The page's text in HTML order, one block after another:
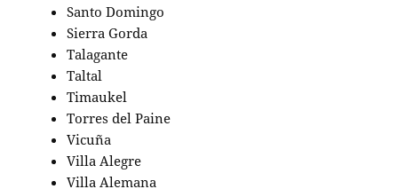
Santo Domingo
Sierra Gorda
Talagante
Taltal
Timaukel
Torres del Paine
Vicuña
Villa Alegre
Villa Alemana